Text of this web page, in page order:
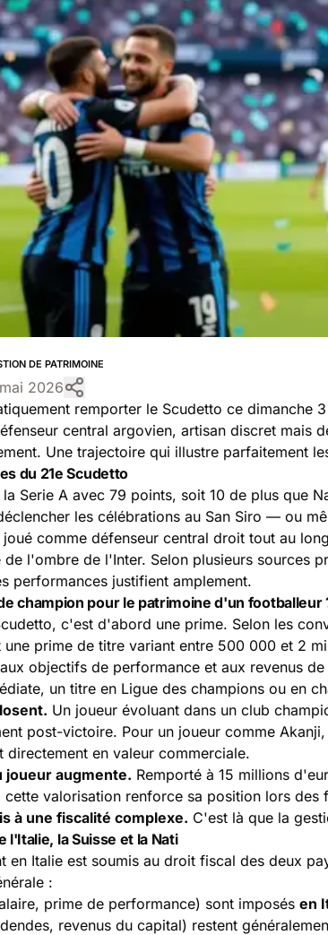
DE PATRIMOINE
2026
remporter le Scudetto ce
central argovien, artisan discret
Une trajectoire qui illustre parfaitement
du 21e Scudetto
Serie A avec 79 points, soit 10 de plus que
les célébrations au San Siro — ou
comme défenseur central droit tout au
de l'ombre de l'Inter. Selon plusieurs
performances justifient amplement.
champion pour le patrimoine d'un footballeur
c'est d'abord une prime. Selon les
une prime de titre variant entre 500 000 et 2
objectifs de performance et aux revenus
un titre en Ligue des champions ou en
Un joueur évoluant dans un club
post-victoire. Pour un joueur comme
directement en valeur commerciale.
joueur augmente. Remporté à 15 millions
cette valorisation renforce sa position lors des
à une fiscalité complexe. C'est là que la
l'Italie, la Suisse et la Nati
en Italie est soumis au droit fiscal des deux
:
prime de performance) sont imposés en
revenus du capital) restent